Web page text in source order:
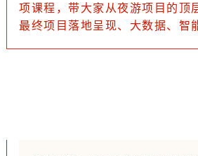
项课程，带大家从夜游项目的顶
最终项目落地呈现、大数据、智